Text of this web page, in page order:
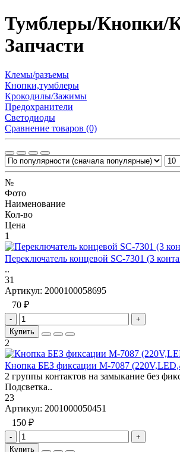
Тумблеры/Кнопки/
Запчасти
Клемы/разъемы
Кнопки,тумблеры
Крокодилы/Зажимы
Предохранители
Светодиоды
Сравнение товаров (0)
№
Фото
Наименование
Кол-во
Цена
1
Переключатель концевой SC-7301 (3
..
31
Артикул: 2000100058695
70 ₽
-
+
Купить
2
Кнопка БЕЗ фиксации M-7087
2 группы контактов на замыкание без
Подсветка..
23
Артикул: 2001000050451
150 ₽
-
+
Купить